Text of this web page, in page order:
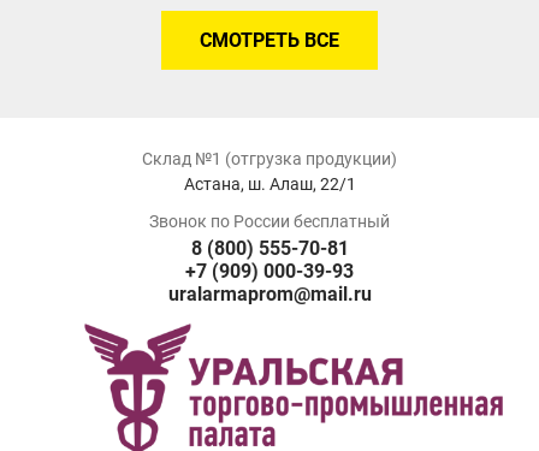
СМОТРЕТЬ ВСЕ
Склад №1 (отгрузка продукции)
Астана, ш. Алаш, 22/1
Звонок по России бесплатный
8 (800) 555-70-81
+7 (909) 000-39-93
uralarmaprom@mail.ru